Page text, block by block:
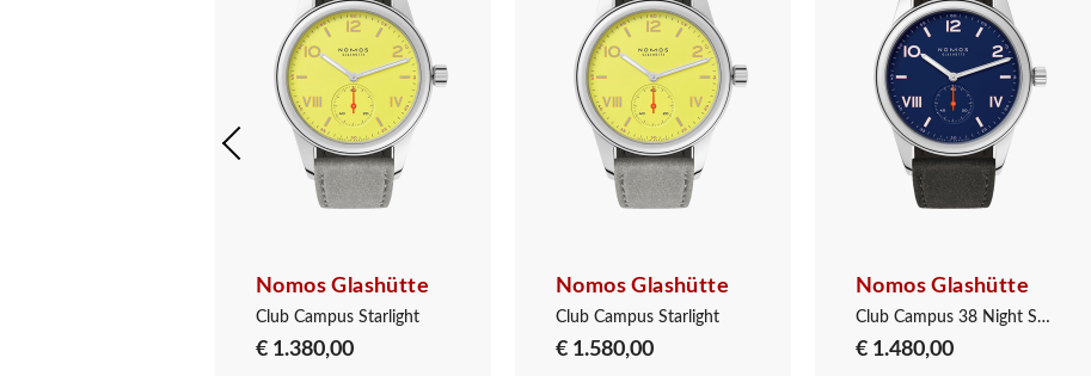
Nomos Glashütte
Club Campus Starlight
€ 1.380,00
Nomos Glashütte
Club Campus Starlight
€ 1.580,00
Nomos Glashütte
Club Campus 38 Night Sky
€ 1.480,00